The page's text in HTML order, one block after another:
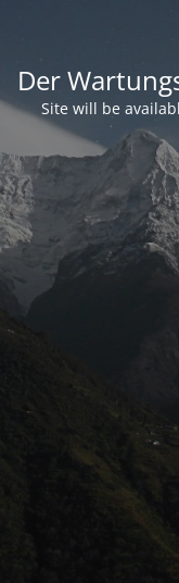
Der
Site will be